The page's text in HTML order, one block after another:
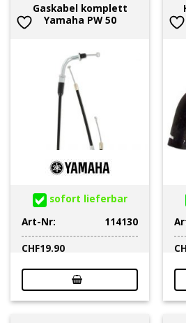
Gaskabel komplett
Yamaha PW 50
sofort lieferbar
Art-Nr:
114130
CHF19.90